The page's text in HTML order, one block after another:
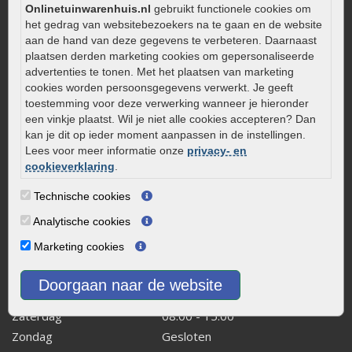
Onlinetuinwarenhuis.nl gebruikt functionele cookies om
het gedrag van websitebezoekers na te gaan en de website
aan de hand van deze gegevens te verbeteren. Daarnaast
plaatsen derden marketing cookies om gepersonaliseerde
advertenties te tonen. Met het plaatsen van marketing
cookies worden persoonsgegevens verwerkt. Je geeft
toestemming voor deze verwerking wanneer je hieronder
een vinkje plaatst. Wil je niet alle cookies accepteren? Dan
kan je dit op ieder moment aanpassen in de instellingen.
Lees voor meer informatie onze privacy- en
cookieverklaring
Technische cookies
Analytische cookies
Marketing cookies
Doorgaan naar de website
Aanlegtips voor gebakken bestrating
Zelf een terras aanleggen
Kleine stadstuin inrichten
0320 – 219170
Kaapstanderweg 41
8243 RB Lelystad
info@onlinetuinwarenhuis.nl
Routebeschrijving
Openingstijden
Maandag
Woensdag
Donderdag
08:00 - 17:00
Vrijdag
08:00 - 17:00
Zaterdag
08:00 - 15.00
Zondag
Gesloten